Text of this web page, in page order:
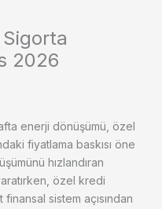
2026
enerji dönüşümü, özel
fiyatlama baskısı öne
hızlandıran
özel kredi
sistem açısından